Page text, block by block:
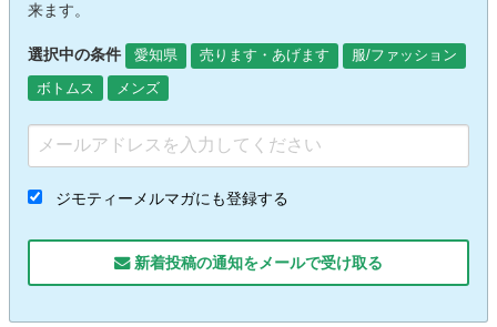
来ます。
選択中の条件 愛知県 売ります・あげます
服/ファッション
ボトムス
メンズ
ジモティーメルマガにも登録する
新着投稿の通知をメールで受け取る